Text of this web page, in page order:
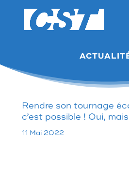
Rendre son tournage
c’est possible ! Oui,
11 Mai 2022